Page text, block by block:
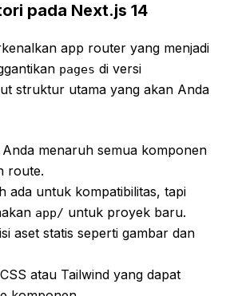
pada Next.js 14
app router yang menjadi
pages di versi
struktur utama yang akan Anda
menaruh semua komponen
route.
ada untuk kompatibilitas, tapi
app/ untuk proyek baru.
aset statis seperti gambar dan
atau Tailwind yang dapat